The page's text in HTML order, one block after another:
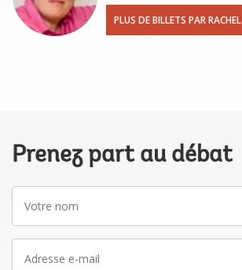
PLUS DE BILLETS PAR RACHEL
Prenez part au débat
Votre
nom
Adresse